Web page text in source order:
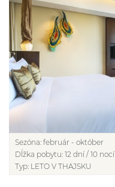
Sezóna: február - október
Dĺžka pobytu: 12 dní / 10 nocí
Typ: LETO V THAJSKU